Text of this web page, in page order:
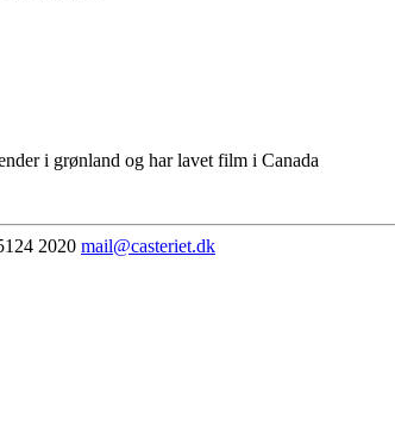
i grønland og har lavet film i Canada
2020 mail@casteriet.dk